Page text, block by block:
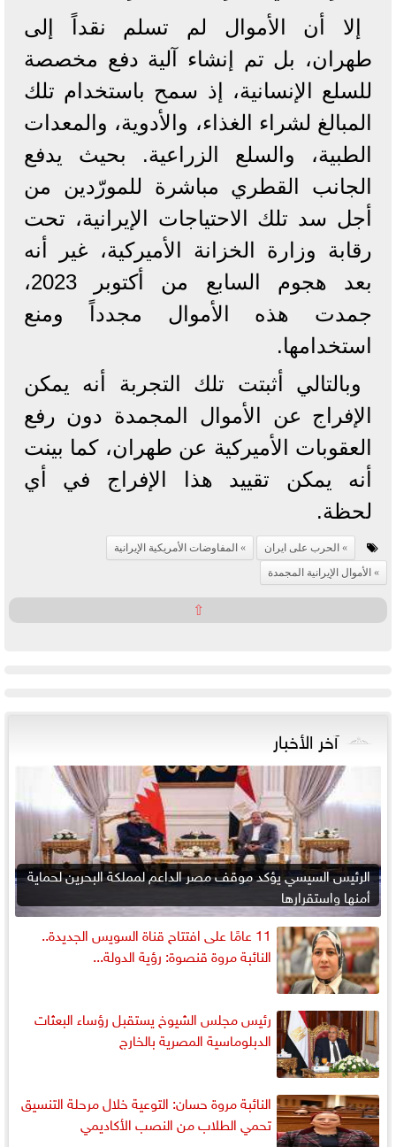
إلا أن الأموال لم تسلم نقداً إلى
طهران، بل تم إنشاء آلية دفع مخصصة
للسلع الإنسانية، إذ سمح باستخدام تلك
المبالغ لشراء الغذاء، والأدوية، والمعدات
الطبية، والسلع الزراعية. بحيث يدفع
الجانب القطري مباشرة للمورّدين من
أجل سد تلك الاحتياجات الإيرانية، تحت
رقابة وزارة الخزانة الأميركية، غير أنه
بعد هجوم السابع من أكتوبر 2023،
جمدت هذه الأموال مجدداً ومنع
استخدامها.
وبالتالي أثبتت تلك التجربة أنه يمكن
الإفراج عن الأموال المجمدة دون رفع
العقوبات الأميركية عن طهران، كما بينت
أنه يمكن تقييد هذا الإفراج في أي
لحظة.
الحرب على ايران
المفاوضات الأمريكية الإيرانية
الأموال الإيرانية المجمدة
⇧
آخر الأخبار
الرئيس السيسي يؤكد موقف مصر الداعم لمملكة البحرين لحماية
أمنها واستقرارها
11 عامًا على افتتاح قناة السويس الجديدة..
النائبة مروة قنصوة: رؤية الدولة...
رئيس مجلس الشيوخ يستقبل رؤساء البعثات
الدبلوماسية المصرية بالخارج
النائبة مروة حسان: التوعية خلال مرحلة التنسيق
تحمي الطلاب من النصب الأكاديمي